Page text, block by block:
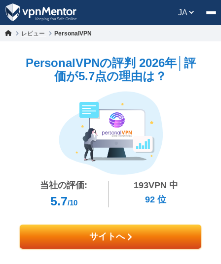
JA
レビュー PersonalVPN
PersonalVPNの評判 2026年│評
価が5.7点の理由は？
当社の評価:
5.7/10
193VPN 中
92位
サイトへ